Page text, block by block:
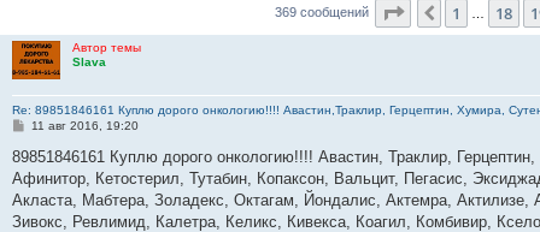
369 сообщений Страница 20из
Пред.
1 18
Автор темы
Slava
Re: 89851846161 Куплю дорого онкологию!!!! Авастин,Траклир, Герцептин, Хумира,
С
о
щ
е
и
11 авг 2016, 19:20
89851846161 Куплю дорого онкологию!!!! Авастин, Траклир,
Афинитор, Кетостерил, Тутабин, Копаксон, Вальцит, Пегасис,
Акласта, Мабтера, Золадекс, Октагам, Йондалис, Актемра,
Зивокс, Ревлимид, Калетра, Келикс, Кивекса, Коагил, Комбивир,